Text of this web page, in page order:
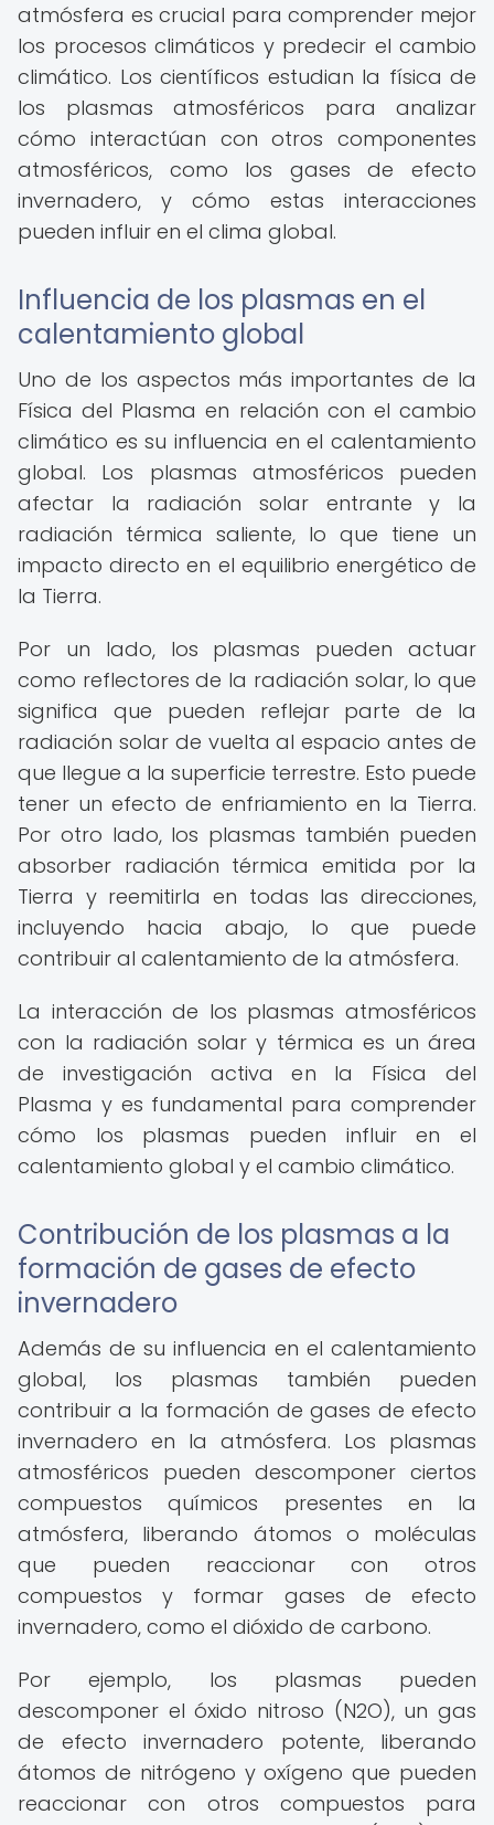
atmósfera es crucial para comprender mejor
los procesos climáticos y predecir el cambio
climático. Los científicos estudian la física de
los plasmas atmosféricos para analizar
cómo interactúan con otros componentes
atmosféricos, como los gases de efecto
invernadero, y cómo estas interacciones
pueden influir en el clima global.
Influencia de los plasmas en el
calentamiento global
Uno de los aspectos más importantes de la
Física del Plasma en relación con el cambio
climático es su influencia en el calentamiento
global. Los plasmas atmosféricos pueden
afectar la radiación solar entrante y la
radiación térmica saliente, lo que tiene un
impacto directo en el equilibrio energético de
la Tierra.
Por un lado, los plasmas pueden actuar
como reflectores de la radiación solar, lo que
significa que pueden reflejar parte de la
radiación solar de vuelta al espacio antes de
que llegue a la superficie terrestre. Esto puede
tener un efecto de enfriamiento en la Tierra.
Por otro lado, los plasmas también pueden
absorber radiación térmica emitida por la
Tierra y reemitirla en todas las direcciones,
incluyendo hacia abajo, lo que puede
contribuir al calentamiento de la atmósfera.
La interacción de los plasmas atmosféricos
con la radiación solar y térmica es un área
de investigación activa en la Física del
Plasma y es fundamental para comprender
cómo los plasmas pueden influir en el
calentamiento global y el cambio climático.
Contribución de los plasmas a la
formación de gases de efecto
invernadero
Además de su influencia en el calentamiento
global, los plasmas también pueden
contribuir a la formación de gases de efecto
invernadero en la atmósfera. Los plasmas
atmosféricos pueden descomponer ciertos
compuestos químicos presentes en la
atmósfera, liberando átomos o moléculas
que pueden reaccionar con otros
compuestos y formar gases de efecto
invernadero, como el dióxido de carbono.
Por ejemplo, los plasmas pueden
descomponer el óxido nitroso (N2O), un gas
de efecto invernadero potente, liberando
átomos de nitrógeno y oxígeno que pueden
reaccionar con otros compuestos para